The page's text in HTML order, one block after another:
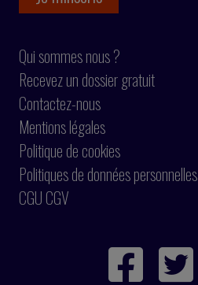
Qui sommes nous ?
Recevez un dossier gratuit
Contactez-nous
Mentions légales
Politique de cookies
Politiques de données personnelles
CGU CGV